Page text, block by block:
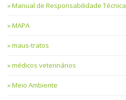
Manual de Responsabilidade Técnica
MAPA
maus-tratos
médicos veterinários
Meio Ambiente